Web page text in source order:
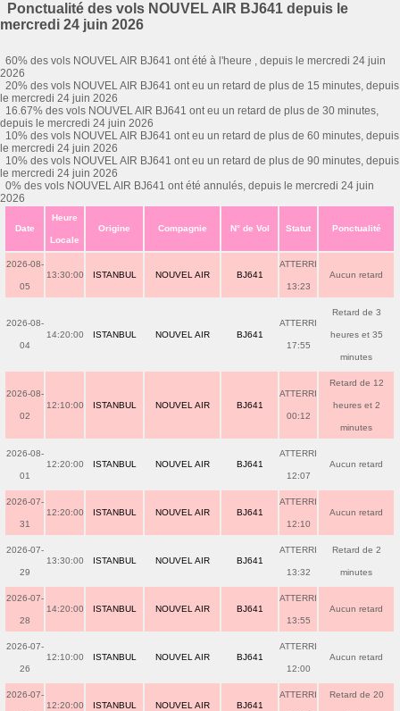
Ponctualité des vols NOUVEL AIR BJ641 depuis le
mercredi 24 juin 2026
60% des vols NOUVEL AIR BJ641 ont été à l'heure , depuis le mercredi 24 juin
2026
20% des vols NOUVEL AIR BJ641 ont eu un retard de plus de 15 minutes, depuis
le mercredi 24 juin 2026
16.67% des vols NOUVEL AIR BJ641 ont eu un retard de plus de 30 minutes,
depuis le mercredi 24 juin 2026
10% des vols NOUVEL AIR BJ641 ont eu un retard de plus de 60 minutes, depuis
le mercredi 24 juin 2026
10% des vols NOUVEL AIR BJ641 ont eu un retard de plus de 90 minutes, depuis
le mercredi 24 juin 2026
0% des vols NOUVEL AIR BJ641 ont été annulés, depuis le mercredi 24 juin
2026
Date
Heure
Locale
Origine Compagnie N° de Vol Statut Ponctualité
2026-08-
05
13:30:00 ISTANBUL NOUVEL AIR BJ641
ATTERRI
13:23
Aucun retard
2026-08-
04
14:20:00 ISTANBUL NOUVEL AIR BJ641
ATTERRI
17:55
Retard de 3
heures et 35
minutes
2026-08-
02
12:10:00 ISTANBUL NOUVEL AIR BJ641
ATTERRI
00:12
Retard de 12
heures et 2
minutes
2026-08-
01
12:20:00 ISTANBUL NOUVEL AIR BJ641
ATTERRI
12:07
Aucun retard
2026-07-
31
12:20:00 ISTANBUL NOUVEL AIR BJ641
ATTERRI
12:10
Aucun retard
2026-07-
29
13:30:00 ISTANBUL NOUVEL AIR BJ641
ATTERRI
13:32
Retard de 2
minutes
2026-07-
28
14:20:00 ISTANBUL NOUVEL AIR BJ641
ATTERRI
13:55
Aucun retard
2026-07-
26
12:10:00 ISTANBUL NOUVEL AIR BJ641
ATTERRI
12:00
Aucun retard
2026-07-
12:20:00 ISTANBUL NOUVEL AIR BJ641
ATTERRI Retard de 20